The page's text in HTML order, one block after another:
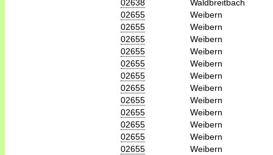
02638
Waldbreitbach
02655
Weibern
02655
Weibern
02655
Weibern
02655
Weibern
02655
Weibern
02655
Weibern
02655
Weibern
02655
Weibern
02655
Weibern
02655
Weibern
02655
Weibern
02655
Weibern